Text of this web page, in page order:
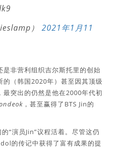
） 2021年1月11
非营利组织吉尔斯托里的创始
的（韩国2020年）甚至因其顶级
突出的仍然是他在2000年代初
，甚至赢得了BTS Jin的
“演员Jin”议程活着。尽管这仍
的传记中获得了富有成果的提